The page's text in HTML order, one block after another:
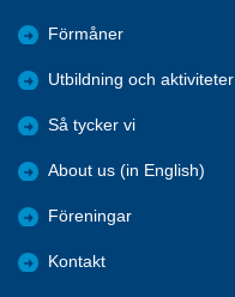
Förmåner
Utbildning och aktiviteter
Så tycker vi
About us (in English)
Föreningar
Kontakt